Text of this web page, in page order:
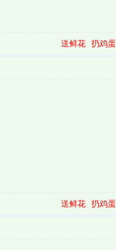
送鲜花 扔鸡蛋
送鲜花 扔鸡蛋